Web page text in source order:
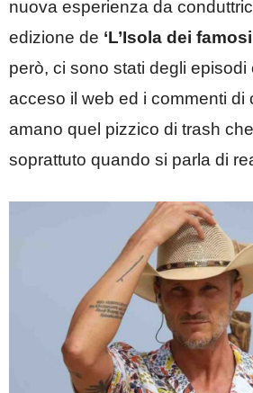
nuova esperienza da
edizione de ‘L’Isola dei
però, ci sono stati degli episodi
acceso il web ed i commenti di
amano quel pizzico di trash
soprattuto quando si parla di